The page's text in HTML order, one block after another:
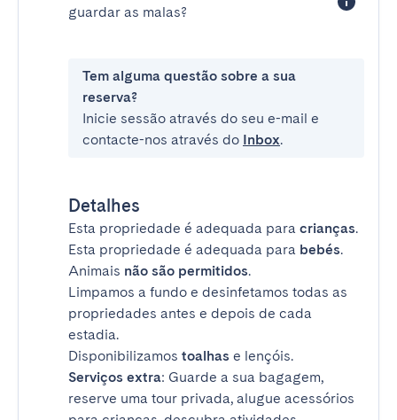
guardar as malas?
Tem alguma questão sobre a sua
reserva?
Inicie sessão através do seu e-mail e
contacte-nos através do Inbox.
Detalhes
Esta propriedade é adequada para crianças.
Esta propriedade é adequada para bebés.
Animais não são permitidos.
Limpamos a fundo e desinfetamos todas as
propriedades antes e depois de cada
estadia.
Disponibilizamos toalhas e lençóis.
Serviços extra: Guarde a sua bagagem,
reserve uma tour privada, alugue acessórios